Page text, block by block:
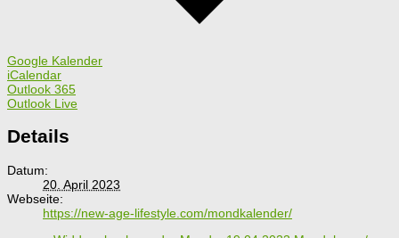
Google Kalender
iCalendar
Outlook 365
Outlook Live
Details
Datum:
20. April 2023
Webseite:
https://new-age-lifestyle.com/mondkalender/